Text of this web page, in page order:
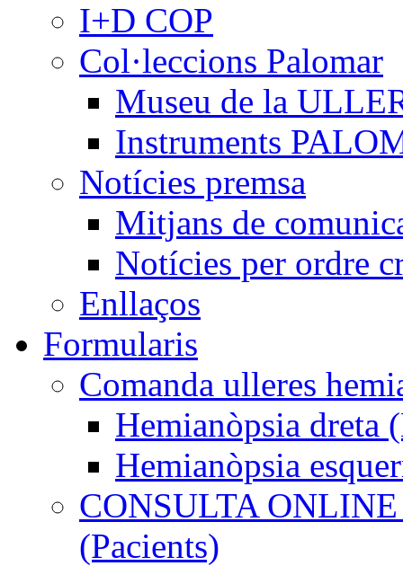
I+D COP
Col·leccions Palomar
Museu de la
Instruments
Notícies premsa
Mitjans de
Notícies per ordre
Enllaços
Formularis
Comanda ulleres
Hemianòpsia dreta
Hemianòpsia
CONSULTA
(Pacients)